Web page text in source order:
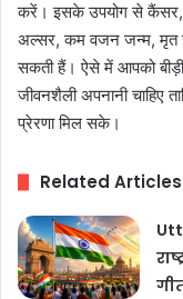
करें। इसके उपयोग से कैंसर,
अल्सर, कम वजन जन्म, मृत
सकती हैं। ऐसे में आपको
जीवनशैली अपनानी चाहिए
प्रेरणा मिल सके।
Related Articles